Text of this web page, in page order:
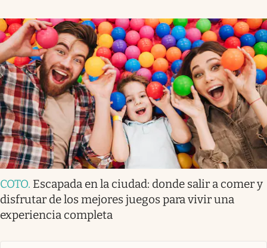
COTO. Escapada en la ciudad: donde salir a comer y
disfrutar de los mejores juegos para vivir una
experiencia completa